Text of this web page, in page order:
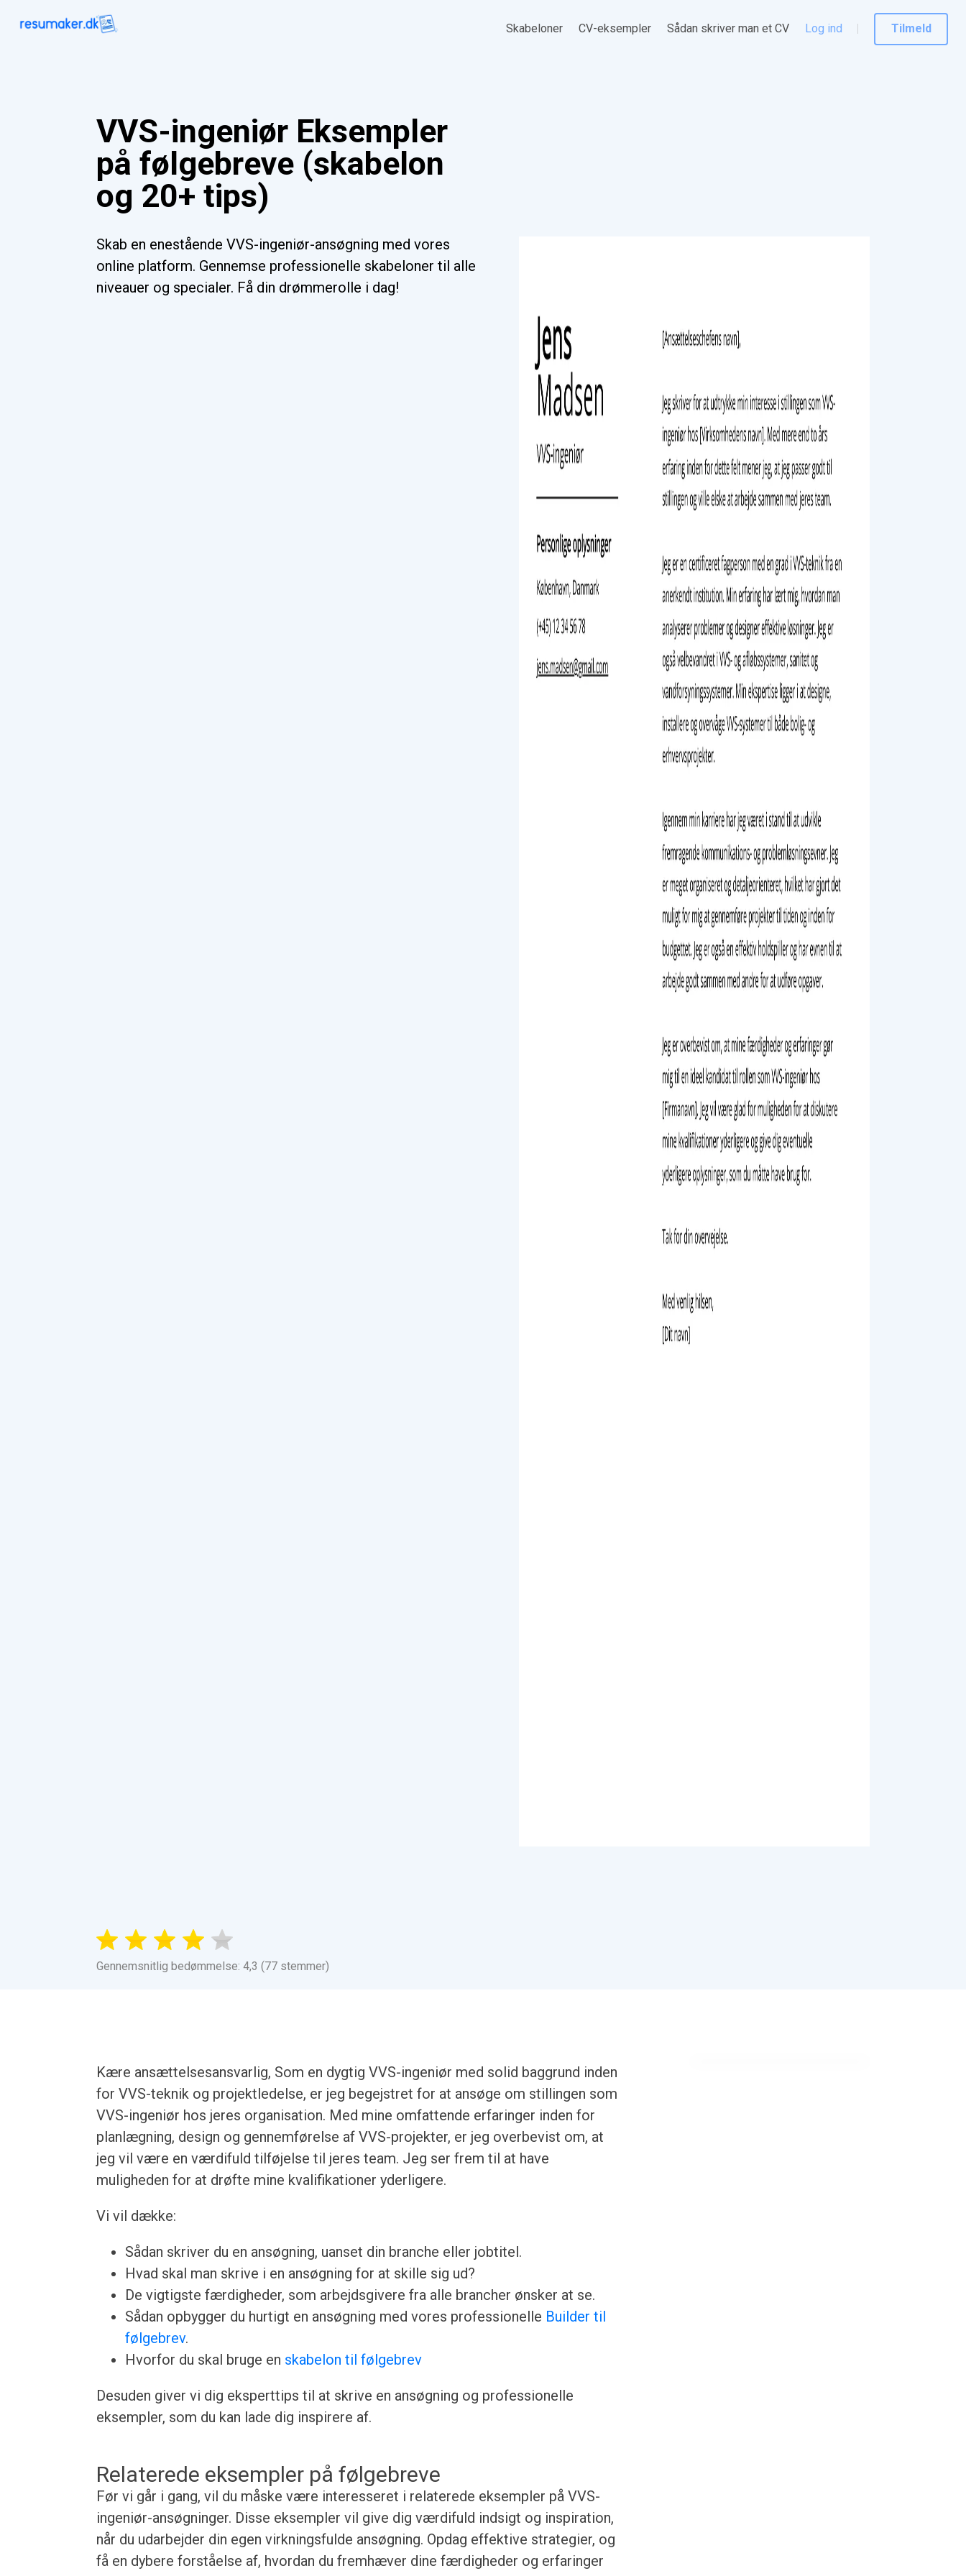
Skabeloner CV-eksempler Sådan skriver man et CV Log ind Tilmeld
VVS-ingeniør Eksempler
på følgebreve (skabelon
og 20+ tips)
Skab en enestående VVS-ingeniør-ansøgning med vores
online platform. Gennemse professionelle skabeloner til alle
niveauer og specialer. Få din drømmerolle i dag!
Gennemsnitlig bedømmelse: 4,3 (77 stemmer)
Kære ansættelsesansvarlig, Som en dygtig VVS-ingeniør med solid baggrund inden
for VVS-teknik og projektledelse, er jeg begejstret for at ansøge om stillingen som
VVS-ingeniør hos jeres organisation. Med mine omfattende erfaringer inden for
planlægning, design og gennemførelse af VVS-projekter, er jeg overbevist om, at
jeg vil være en værdifuld tilføjelse til jeres team. Jeg ser frem til at have
muligheden for at drøfte mine kvalifikationer yderligere.
Vi vil dække:
Sådan skriver du en ansøgning, uanset din branche eller jobtitel.
Hvad skal man skrive i en ansøgning for at skille sig ud?
De vigtigste færdigheder, som arbejdsgivere fra alle brancher ønsker at se.
Sådan opbygger du hurtigt en ansøgning med vores professionelle Builder til
følgebrev.
Hvorfor du skal bruge en skabelon til følgebrev
Desuden giver vi dig eksperttips til at skrive en ansøgning og professionelle
eksempler, som du kan lade dig inspirere af.
Relaterede eksempler på følgebreve
Før vi går i gang, vil du måske være interesseret i relaterede eksempler på VVS-
ingeniør-ansøgninger. Disse eksempler vil give dig værdifuld indsigt og inspiration,
når du udarbejder din egen virkningsfulde ansøgning. Opdag effektive strategier, og
få en dybere forståelse af, hvordan du fremhæver dine færdigheder og erfaringer